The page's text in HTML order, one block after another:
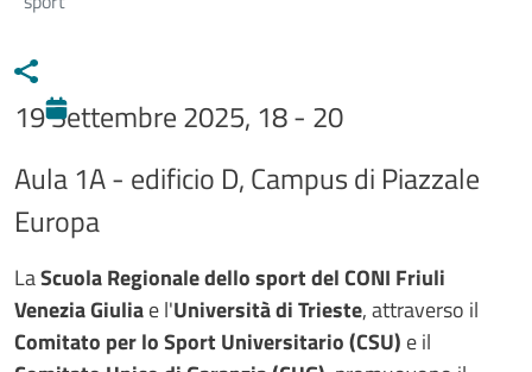
19 Settembre 2025, 18 - 20
Sede evento
Aula 1A - edificio D, Campus di Piazzale
Europa
Testo evento
LaScuola Regionale dello sport del CONI Friuli
Venezia Giuliae l'Università di Trieste, attraverso il
Comitato per lo Sport Universitario (CSU) e il